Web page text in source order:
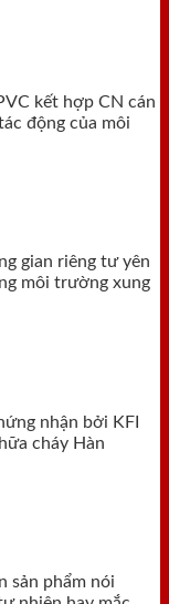
kết hợp CN cán
động của môi
gian riêng tư yên
môi trường xung
nhận bởi KFI
cháy Hàn
sản phẩm nói